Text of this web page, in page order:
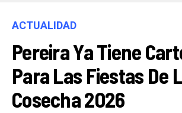
ACTUALIDAD
Pereira Ya Tiene
Para Las Fiestas De
Cosecha 2026